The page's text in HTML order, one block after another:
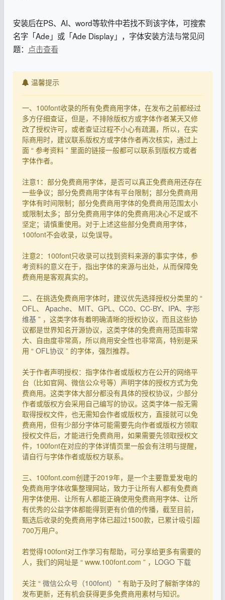
安装后在PS、AI、word等软件中若找不到该字体，可搜索
名字「Ade」或「Ade Display」，字体安装方法与常见问
题： 点击查看
温馨提示
一、100font收录的所有免费商用字体，在发布之前都经过
多方仔细查证，但是，不排除版权方或字体作者某天又修
改了授权许可，或者查证过程不小心有疏漏，所以，在实
际商用时，建议联系版权方或字体作者再次核实，通过上
面 “ 参考资料 ” 里面的链接一般都可以联系到版权方或者
字体作者。
注意1：部分免费商用字体，是否可以真正免费商用还存在
一些争议；部分免费商用字体有平台限制；部分免费商用
字体有时间限制；部分免费商用字体的免费商用范围太小
或限制太多；部分免费商用字体的免费商用决心不足或不
坚定；请慎重使用。对于上述这些部分免费商用字体，
100font不会收录，以免误导。
注意2：100font只收录可以找到资料来源的事实字体，参
考资料的意义在于，指出字体的来源与出处，从而保障免
费商用是客观真实的。
二、在挑选免费商用字体时，建议优先选择授权分类里的 “
OFL、 Apache、 MIT、 GPL、 CC0、 CC-BY、 IPA、 字形
维基 ” ，这类字体有着明确清晰的授权协议，而且这些协
议都是世界知名开源协议，这类字体的免费商用范围非常
大、自由度非常高，所以商用安全性也非常高，特别是采
用 “ OFL协议 ” 的字体，强烈推荐。
关于作者声明授权：指字体作者或版权方在公开的网络平
台（比如官网、微信公众号等）声明字体的授权方式为免
费商用。这类字体大部分都没有具体的授权协议，少部分
作者或版权方会采用自己编写的协议。这类字体一般无需
取得授权文件，也无需知会作者或版权方，直接就可以免
费商用，但有少部分字体可能需要先向作者或版权方领取
授权文件后，才能进行免费商用，如果需要先领取授权文
件，100font在对应的字体详情页里一般会有注明与提醒，
请自行与字体作者或版权方联系。
三、100font.com创建于2019年，是一个主要靠爱发电的
免费商用字体收集整理网站，致力于让所有人都有免费商
用字体使用、让所有人都能正确使用免费商用字体、让所
有优秀的公益字体都能得到更有价值的传播，截至目前，
甄选后收录的免费商用字体已超过1500款，已累计吸引超
700万用户。
若觉得100font对工作学习有帮助，可分享给更多有需要的
人，我们的网址是 “ www.100font.com ” ， LOGO 下载
关注 “ 微信公众号（100font）
” 有助于及时了解新字体的
发布更新，还有机会获得更多免费商用素材与知识。